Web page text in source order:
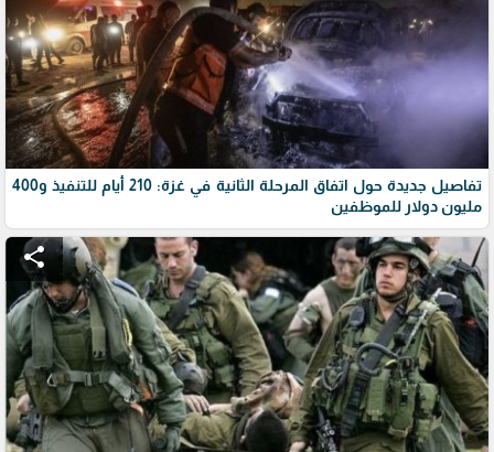
تفاصيل جديدة حول اتفاق المرحلة الثانية في غزة: 210 أيام للتنفيذ و400
مليون دولار للموظفين
share